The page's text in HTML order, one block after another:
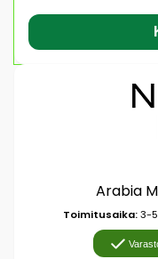
Arabia
Toimitusaika:3-5